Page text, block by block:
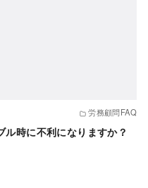
労務顧問FAQ
時に不利になりますか？